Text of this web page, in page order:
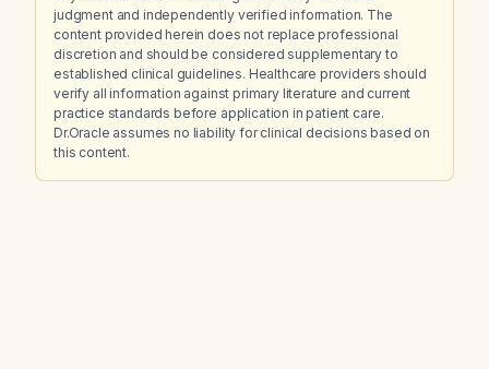
judgment and independently verified information. The
content provided herein does not replace professional
discretion and should be considered supplementary to
established clinical guidelines. Healthcare providers should
verify all information against primary literature and current
practice standards before application in patient care.
Dr.Oracle assumes no liability for clinical decisions based on
this content.